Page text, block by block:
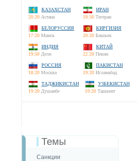
КАЗАХСТАН
20:20 Астана
ИРАН
18:50 Тегеран
БЕЛОРУССИЯ
17:20 Минск
КИРГИЗИЯ
20:20 Бишкек
ИНДИЯ
19:50 Дели
КИТАЙ
22:20 Пекин
РОССИЯ
18:20 Москва
ПАКИСТАН
19:20 Исламабад
ТАДЖИКИСТАН
19:20 Душанбе
УЗБЕКИСТАН
19:20 Ташкент
Темы
Санкции